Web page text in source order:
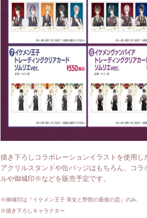
描き下ろしコラボレーションイラストを使用し
アクリルスタンドや缶バッジはもちろん、コ
ルや御城印※などを販売予定です。
※御城印は『イケメン王子 美女と野獣の最後の恋』のみ。
※描き下ろしキャラクター